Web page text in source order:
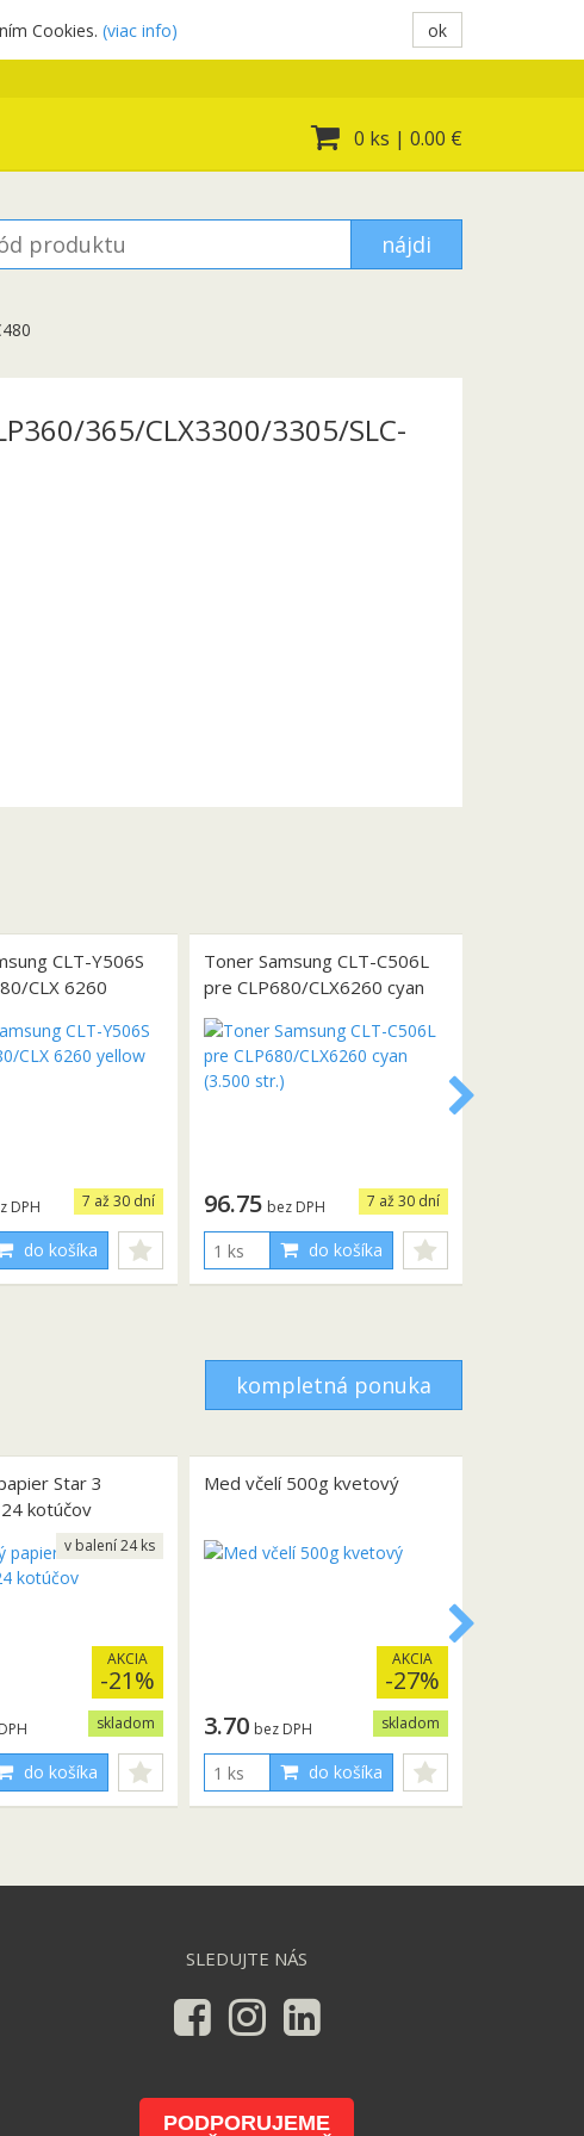
Cookies. (viac info) ok
0 ks | 0.00 €
nájdi
365/CLX3300/3305/SLC-
CLT-Y506S
CLX 6260
str.)
7 až 30 dní
DPH
do košíka
Toner Samsung CLT-C506L
pre CLP680/CLX6260 cyan
(3.500 str.)
7 až 30 dní
96.75 bez DPH
do košíka
kompletná ponuka
Star 3
kotúčov
AKCIA
-21%
skladom
do košíka
v balení 24 ks
Med včelí 500g kvetový
AKCIA
-27%
skladom
3.70 bez DPH
do košíka
SLEDUJTE NÁS
PODPORUJEME